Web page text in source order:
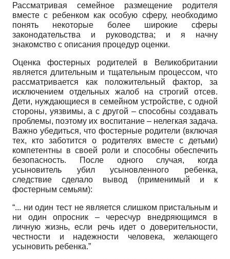
Рассматривая семейное размещение родителя
вместе с ребенком как особую сферу, необходимо
понять некоторые более широкие сферы
законодательства и руководства; и я начну
знакомство с описания процедур оценки.
Оценка фостерных родителей в Великобритании
является длительным и тщательным процессом, что
рассматривается как положительный фактор, за
исключением отдельных жалоб на строгий отсев.
Дети, нуждающиеся в семейном устройстве, с одной
стороны, уязвимы, а с другой – способны создавать
проблемы, поэтому их воспитание – нелегкая задача.
Важно убедиться, что фостерные родители (включая
тех, кто заботится о родителях вместе с детьми)
компетентны в своей роли и способны обеспечить
безопасность. После одного случая, когда
усыновитель убил усыновленного ребенка,
следствие сделало вывод (применимый и к
фостерным семьям):
“... ни один тест не является слишком пристальным и
ни один опросник – чересчур внедряющимся в
личную жизнь, если речь идет о доверительности,
честности и надежности человека, желающего
усыновить ребенка.”